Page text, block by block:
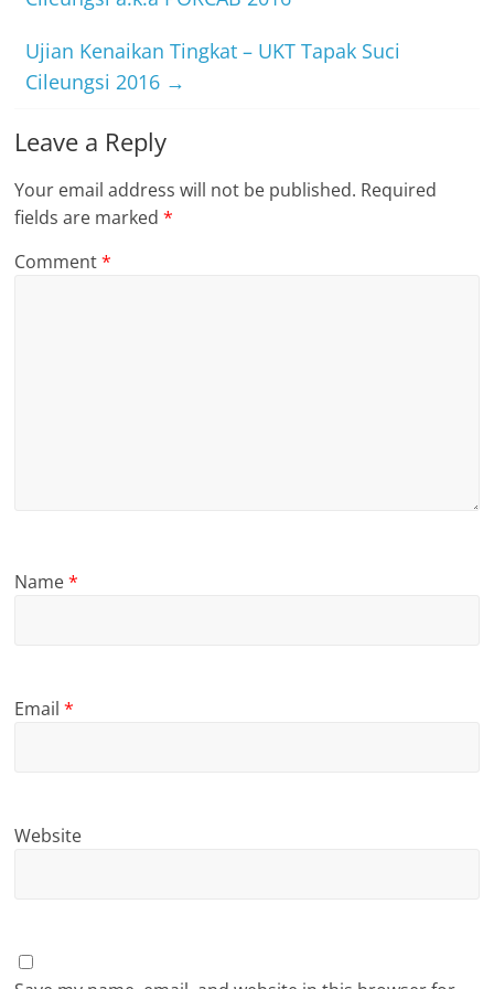
o
o
k
p
p
Ujian Kenaikan Tingkat – UKT Tapak Suci
Cileungsi 2016 →
Leave a Reply
Your email address will not be published. Required
fields are marked*
Comment*
Name*
Email*
Website